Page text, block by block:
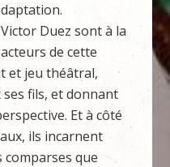
Duez sont à la
de cette
et jeu théâtral,
fils, et donnant
Et à côté
ils incarnent
que